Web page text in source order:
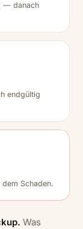
— danach
endgültig
Schaden.
Was